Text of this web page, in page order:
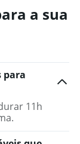
a sua
para
11h